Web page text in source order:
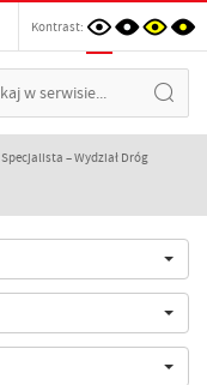
Kontrast:
Specjalista – Wydział Dróg